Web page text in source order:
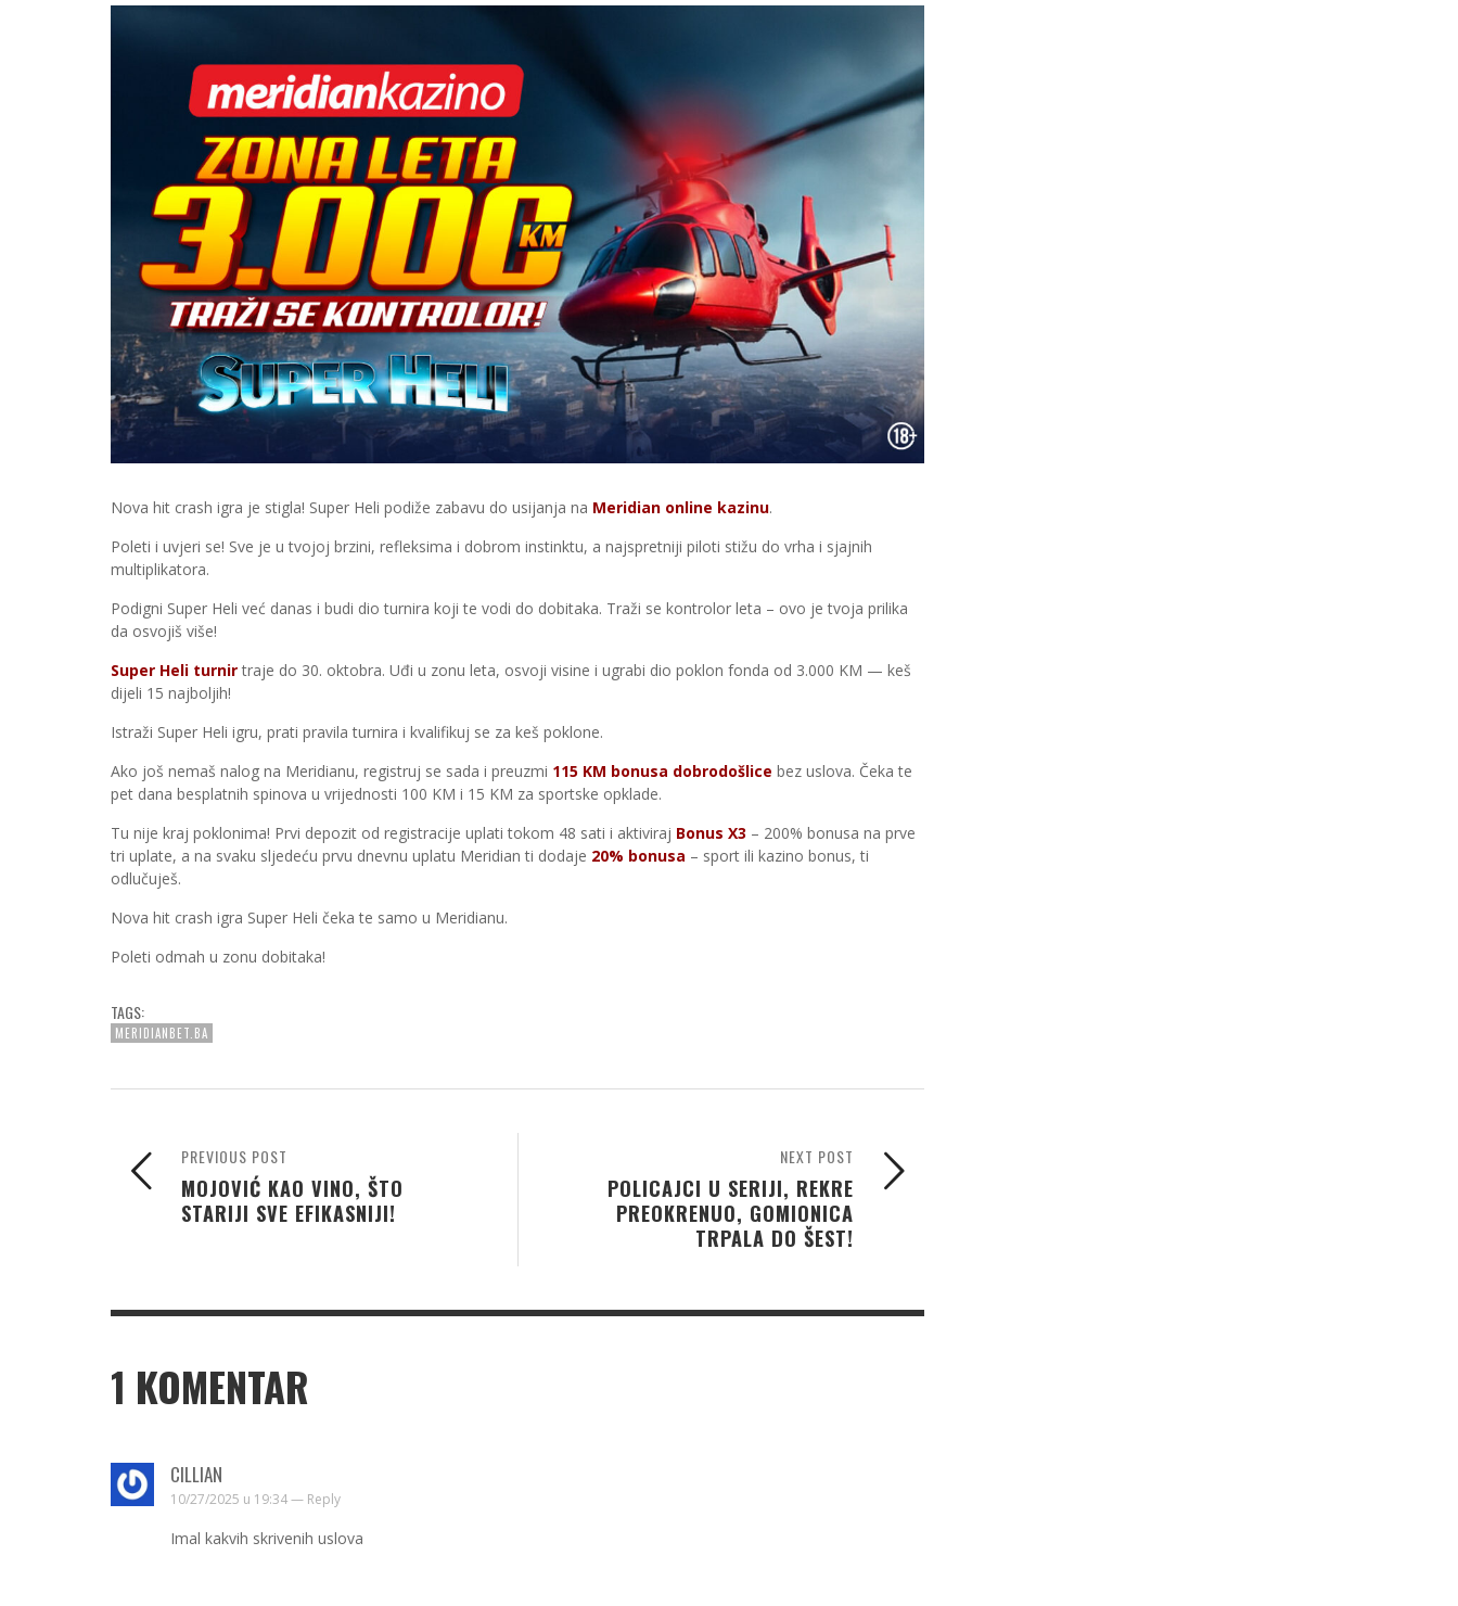
Nova hit crash igra je stigla! Super Heli podiže zabavu do usijanja na Meridian online kazinu.
Poleti i uvjeri se! Sve je u tvojoj brzini, refleksima i dobrom instinktu, a najspretniji piloti stižu do vrha i sjajnih
multiplikatora.
Podigni Super Heli već danas i budi dio turnira koji te vodi do dobitaka. Traži se kontrolor leta – ovo je tvoja prilika
da osvojiš više!
Super Heli turnirtraje do 30. oktobra. Uđi u zonu leta, osvoji visine i ugrabi dio poklon fonda od 3.000 KM — keš
dijeli 15 najboljih!
Istraži Super Heli igru, prati pravila turnira i kvalifikuj se za keš poklone.
Ako još nemaš nalog na Meridianu, registruj se sada i preuzmi 115 KM bonusa dobrodošlice bez uslova. Čeka te
pet dana besplatnih spinova u vrijednosti 100 KM i 15 KM za sportske opklade.
Tu nije kraj poklonima! Prvi depozit od registracije uplati tokom 48 sati i aktiviraj Bonus X3 – 200% bonusa na prve
tri uplate, a na svaku sljedeću prvu dnevnu uplatu Meridian ti dodaje 20% bonusa – sport ili kazino bonus, ti
odlučuješ.
Nova hit crash igra Super Heli čeka te samo u Meridianu.
Poleti odmah u zonu dobitaka!
TAGS:
MERIDIANBET.BA
NEXT POST
POLICAJCI U SERIJI, REKRE
PREOKRENUO, GOMIONICA
TRPALA DO ŠEST!
PREVIOUS POST
MOJOVIĆ KAO VINO, ŠTO
STARIJI SVE EFIKASNIJI!
1 KOMENTAR
CILLIAN
10/27/2025 u 19:34 — Reply
Imal kakvih skrivenih uslova